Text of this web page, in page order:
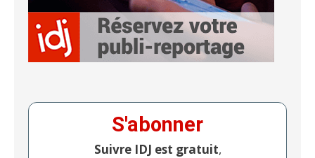
S'abonner
Suivre IDJ est gratuit,